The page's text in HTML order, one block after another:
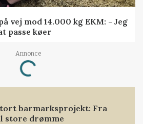
vej mod 14.000 kg EKM: - Jeg
passe køer
Annonce
Loading...
barmarksprojekt: Fra
store drømme